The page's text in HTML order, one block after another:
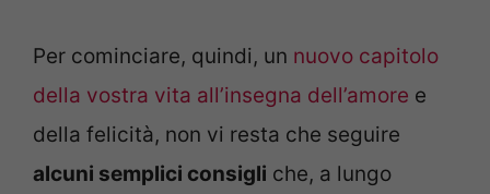
Per cominciare, quindi, un nuovo capitolo
della vostra vita all’insegna dell’amore e
della felicità, non vi resta che seguire
alcuni semplici consigli che, a lungo